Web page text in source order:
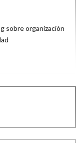
sobre organización